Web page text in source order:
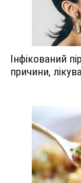
Інфікований
причини,